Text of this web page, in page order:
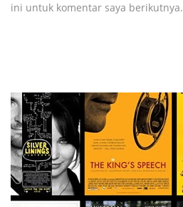
ini untuk komentar saya berikutnya.